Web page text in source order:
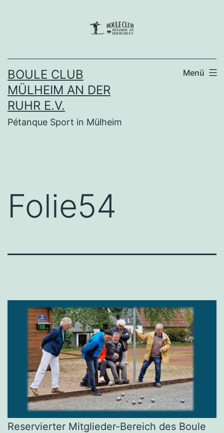
BOULE CLUB
MÜLHEIM AN DER
RUHR E.V.
Pétanque Sport in Mülheim
Menü
Folie54
Reservierter Mitglieder-Bereich des Boule